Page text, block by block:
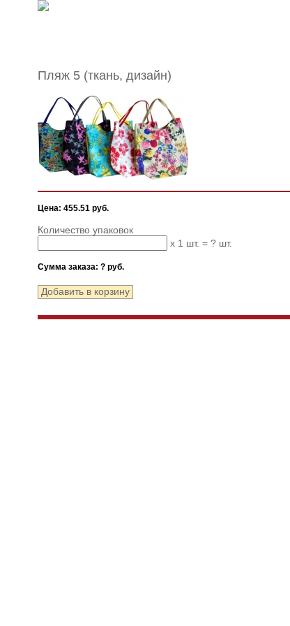
Пляж 5 (ткань, дизайн)
Цена: 455.51 руб.
Количество упаковок
x 1 шт. = ? шт.
Сумма заказа: ? руб.